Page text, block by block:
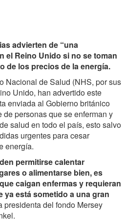
advierten de “una
el Reino Unido si no se toman
de los precios de la energía.
Nacional de Salud (NHS, por sus
Unido, han advertido este
enviada al Gobierno británico
personas que se enferman y
salud en todo el país, esto salvo
urgentes para cesar
energía.
permitirse calentar
o alimentarse bien, es
caigan enfermas y requieran
ya está sometido a una gran
presidenta del fondo Mersey